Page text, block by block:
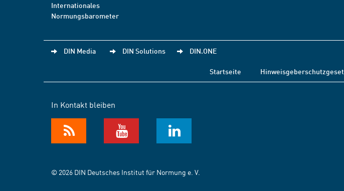
Internationales
Normungsbarometer
DIN Media DIN Solutions DIN.ONE
Startseite
In Kontakt bleiben
© 2026 DIN Deutsches Institut für Normung e. V.